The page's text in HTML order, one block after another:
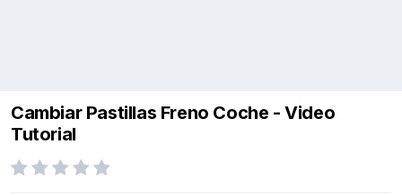
Cambiar Pastillas Freno Coche - Video
Tutorial